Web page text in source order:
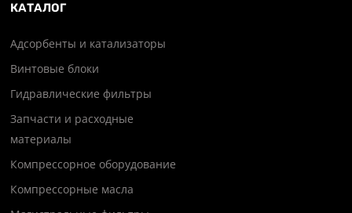
КАТАЛОГ
Адсорбенты и катализаторы
Винтовые блоки
Гидравлические фильтры
Запчасти и расходные
материалы
Компрессорное оборудование
Компрессорные масла